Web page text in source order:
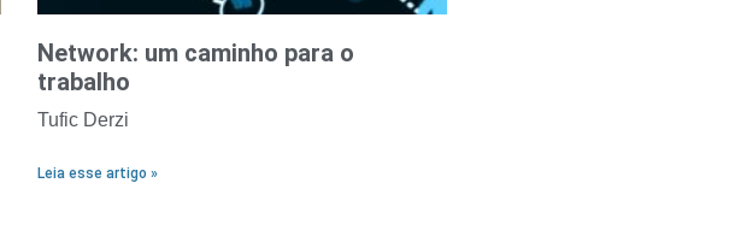
Network: um caminho para o
trabalho
Tufic Derzi
Leia esse artigo »